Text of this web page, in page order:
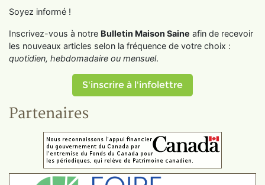
Soyez informé !
Inscrivez-vous à notre Bulletin Maison Saine afin de recevoir
les nouveaux articles selon la fréquence de votre choix :
quotidien, hebdomadaire ou mensuel.
S'inscrire à l'infolettre
Partenaires